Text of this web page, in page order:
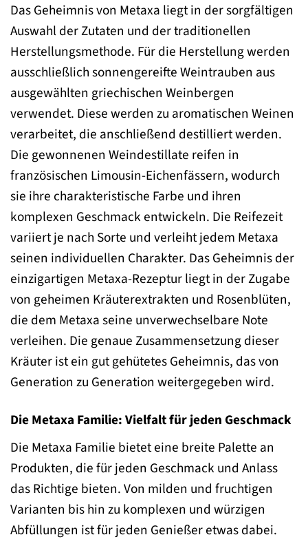
Das Geheimnis von Metaxa liegt in der sorgfältigen
Auswahl der Zutaten und der traditionellen
Herstellungsmethode. Für die Herstellung werden
ausschließlich sonnengereifte Weintrauben aus
ausgewählten griechischen Weinbergen
verwendet. Diese werden zu aromatischen Weinen
verarbeitet, die anschließend destilliert werden.
Die gewonnenen Weindestillate reifen in
französischen Limousin-Eichenfässern, wodurch
sie ihre charakteristische Farbe und ihren
komplexen Geschmack entwickeln. Die Reifezeit
variiert je nach Sorte und verleiht jedem Metaxa
seinen individuellen Charakter. Das Geheimnis der
einzigartigen Metaxa-Rezeptur liegt in der Zugabe
von geheimen Kräuterextrakten und Rosenblüten,
die dem Metaxa seine unverwechselbare Note
verleihen. Die genaue Zusammensetzung dieser
Kräuter ist ein gut gehütetes Geheimnis, das von
Generation zu Generation weitergegeben wird.
Die Metaxa Familie: Vielfalt für jeden Geschmack
Die Metaxa Familie bietet eine breite Palette an
Produkten, die für jeden Geschmack und Anlass
das Richtige bieten. Von milden und fruchtigen
Varianten bis hin zu komplexen und würzigen
Abfüllungen ist für jeden Genießer etwas dabei.